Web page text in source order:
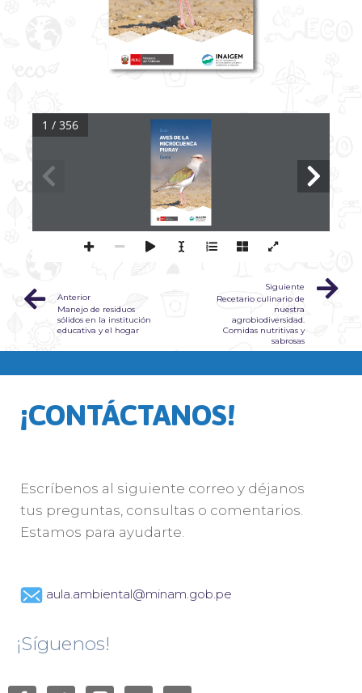
Guía
Cusco
AVES DE LA
MICROCUENCA
PIURAY
1 / 356
Anterior
Manejo de residuos
sólidos en la institución
educativa y el hogar
Siguiente
Recetario culinario de
nuestra
agrobiodiversidad.
Comidas nutritivas y
sabrosas
¡CONTÁCTANOS!
Escríbenos al siguiente correo y déjanos
tus preguntas, consultas o comentarios.
Estamos para ayudarte.
aula.ambiental@minam.gob.pe
¡Síguenos!